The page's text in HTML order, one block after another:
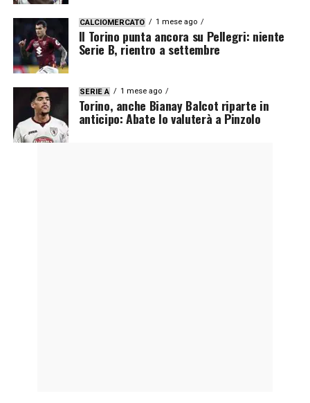
CALCIOMERCATO 1 mese ago
Il Torino punta ancora su Pellegri: niente
Serie B, rientro a settembre
SERIE A 1 mese ago
Torino, anche Bianay Balcot riparte in
anticipo: Abate lo valuterà a Pinzolo